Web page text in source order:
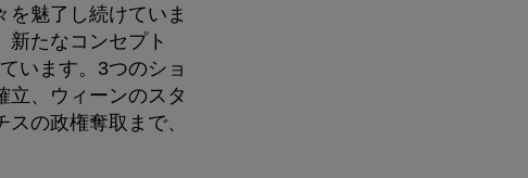
魅了し続けていま
新たなコンセプト
います。3つのショ
立、ウィーンのスタ
の政権奪取まで、